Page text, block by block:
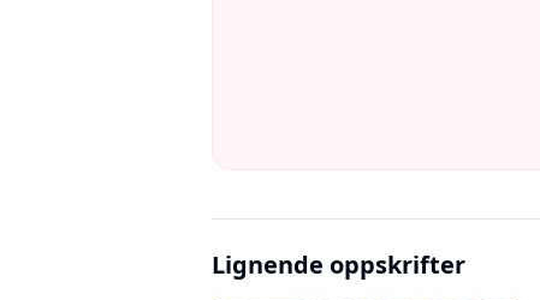
Lignende oppskrifter